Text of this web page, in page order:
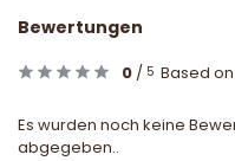
Bewertungen
0 / 5 Based
Es wurden noch keine
abgegeben..